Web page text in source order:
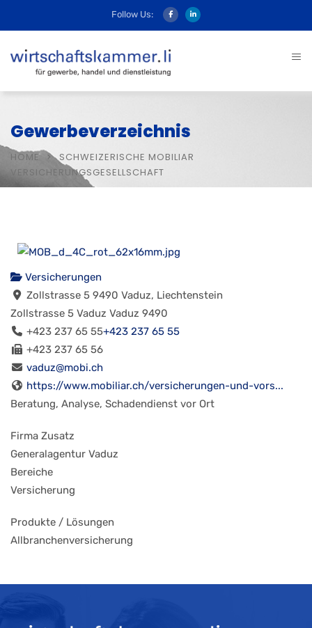
Follow Us:
Gewerbeverzeichnis
HOME
SCHWEIZERISCHE MOBILIAR
VERSICHERUNGSGESELLSCHAFT
Versicherungen
Zollstrasse 5 9490 Vaduz, Liechtenstein
Zollstrasse 5 Vaduz Vaduz 9490
+423 237 65 55+423 237 65 55
+423 237 65 56
vaduz@mobi.ch
https://www.mobiliar.ch/versicherungen-und-vors...
Beratung, Analyse, Schadendienst vor Ort
Firma Zusatz
Generalagentur Vaduz
Bereiche
Versicherung
Produkte / Lösungen
Allbranchenversicherung